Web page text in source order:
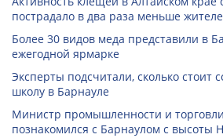
пострадало в два раза меньше
Более 30 видов меда представили в
ежегодной ярмарке
Эксперты подсчитали, сколько стоит
школу в Барнауле
Министр промышленности и
познакомился с Барнаулом с высоты